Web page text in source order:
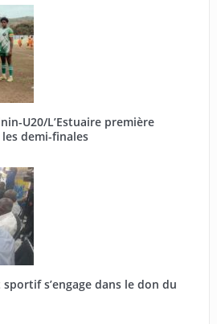
U20/L’Estuaire première
demi-finales
s’engage dans le don du